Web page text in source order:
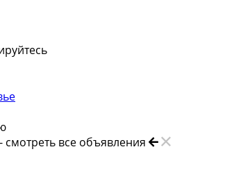
смотреть все объявления